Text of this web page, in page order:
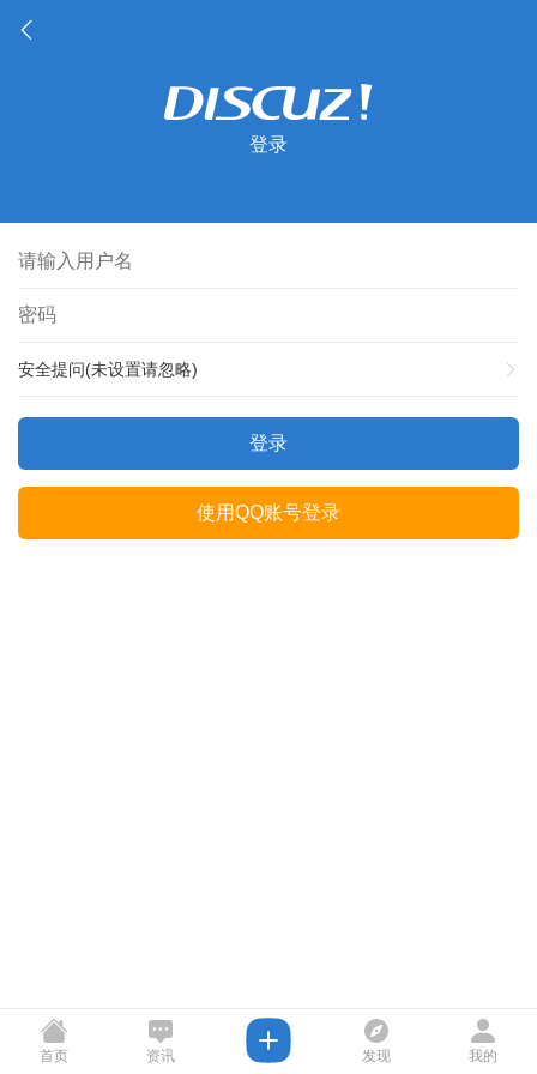
登录
安全提问(未设置请忽略)
登录
使用QQ账号登录
首页 资讯 发现 我的